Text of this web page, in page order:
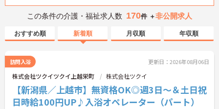
この条件の介護・福祉求人数 170件 ＋非公開求人
おすすめ順 新着順 月収順 年収順
訪問入浴 更新日：2026年08月06日
株式会社ツクイツクイ上越栄町 株式会社ツクイ
【新潟県／上越市】無資格OK◎週3日～＆土日祝
日時給100円UP♪入浴オペレーター（パート）